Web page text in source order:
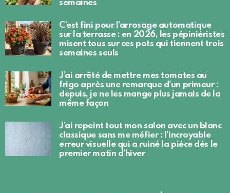
semaines
C’est fini pour l’arrosage automatique
sur la terrasse : en 2026, les pépiniéristes
misent tous sur ces pots qui tiennent trois
semaines seuls
J’ai arrêté de mettre mes tomates au
frigo après une remarque d’un primeur :
depuis, je ne les mange plus jamais de la
même façon
J’ai repeint tout mon salon avec un blanc
classique sans me méfier : l’incroyable
erreur visuelle qui a ruiné la pièce dès le
premier matin d’hiver